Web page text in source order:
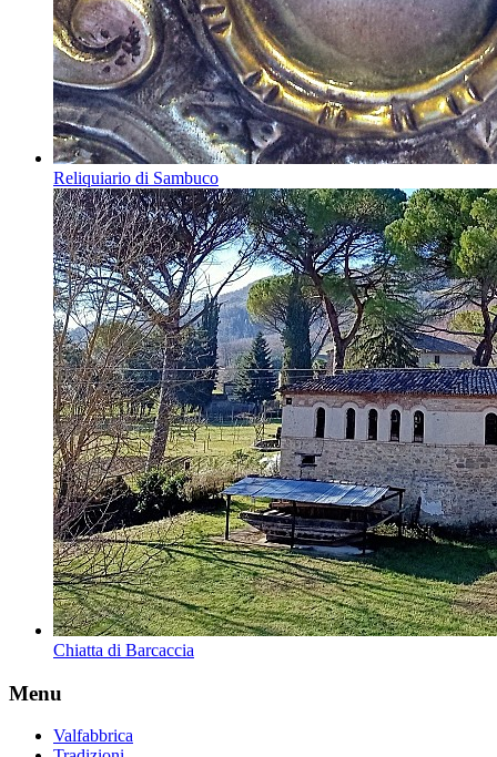
Reliquiario di Sambuco
Chiatta di Barcaccia
Menu
Valfabbrica